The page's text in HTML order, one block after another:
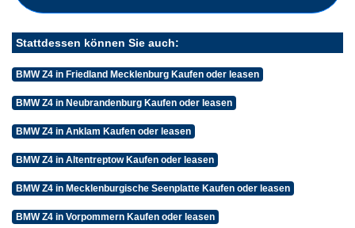
Stattdessen können Sie auch:
BMW Z4 in Friedland Mecklenburg Kaufen oder leasen
BMW Z4 in Neubrandenburg Kaufen oder leasen
BMW Z4 in Anklam Kaufen oder leasen
BMW Z4 in Altentreptow Kaufen oder leasen
BMW Z4 in Mecklenburgische Seenplatte Kaufen oder leasen
BMW Z4 in Vorpommern Kaufen oder leasen